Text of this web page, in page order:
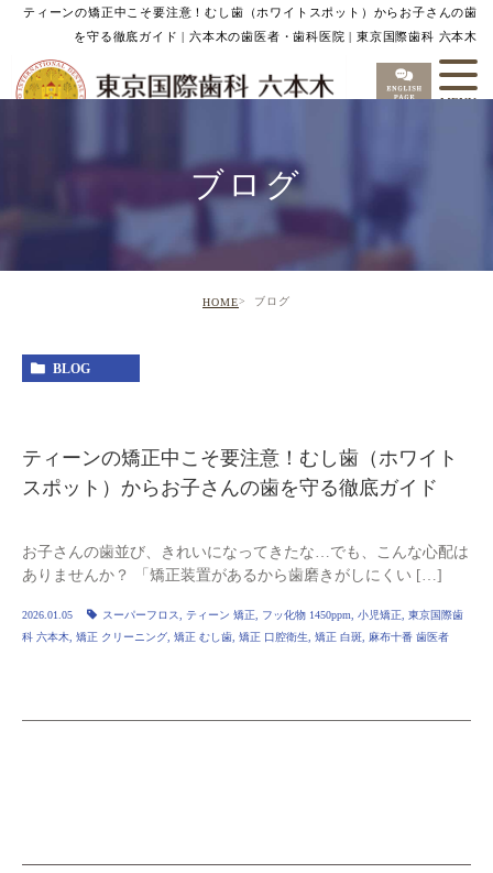
ティーンの矯正中こそ要注意！むし歯（ホワイトスポット）からお子さんの歯
を守る徹底ガイド | 六本木の歯医者・歯科医院 | 東京国際歯科 六本木
ブログ
HOME ブログ
BLOG
ティーンの矯正中こそ要注意！むし歯（ホワイト
スポット）からお子さんの歯を守る徹底ガイド
お子さんの歯並び、きれいになってきたな…でも、こんな心配は
ありませんか？ 「矯正装置があるから歯磨きがしにくい […]
2026.01.05 スーパーフロス ティーン 矯正 フッ化物 1450ppm 小児矯正 東京国際歯
科 六本木 矯正 クリーニング 矯正 むし歯 矯正 口腔衛生 矯正 白斑 麻布十番 歯医者